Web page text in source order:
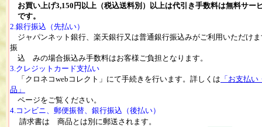
お買い上げ3,150円以上（税込送料別）以上は代引き手数料は無料サー
です。
2.銀行振込（先払い）
ジャパンネット銀行、楽天銀行又は普通銀行振込みがご利用いただけ
振
込 みの場合振込み手数料はお客様ご負担となります。
3.クレジットカード支払い
「クロネコwebコレクト」にて手続きを行います。詳しくは 「お支払
品」
ページをご覧ください。
4.コンビニ、郵便振替、銀行振込（後払い）
請求書は 商品とは別に郵送されます。